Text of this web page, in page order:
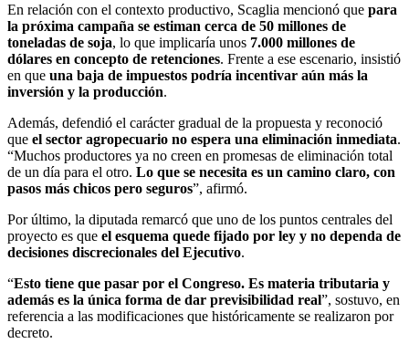
En relación con el contexto productivo, Scaglia mencionó que para
la próxima campaña se estiman cerca de 50 millones de
toneladas de soja, lo que implicaría unos 7.000 millones de
dólares en concepto de retenciones. Frente a ese escenario, insistió
en que una baja de impuestos podría incentivar aún más la
inversión y la producción.
Además, defendió el carácter gradual de la propuesta y reconoció
que el sector agropecuario no espera una eliminación inmediata.
“Muchos productores ya no creen en promesas de eliminación total
de un día para el otro. Lo que se necesita es un camino claro, con
pasos más chicos pero seguros”, afirmó.
Por último, la diputada remarcó que uno de los puntos centrales del
proyecto es que el esquema quede fijado por ley y no dependa de
decisiones discrecionales del Ejecutivo.
“Esto tiene que pasar por el Congreso. Es materia tributaria y
además es la única forma de dar previsibilidad real”, sostuvo, en
referencia a las modificaciones que históricamente se realizaron por
decreto.